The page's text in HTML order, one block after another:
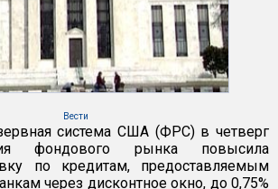
Вести
система США (ФРС) в четверг
фондового рынка повысила
по кредитам, предоставляемым
через дисконтное окно, до 0,75%